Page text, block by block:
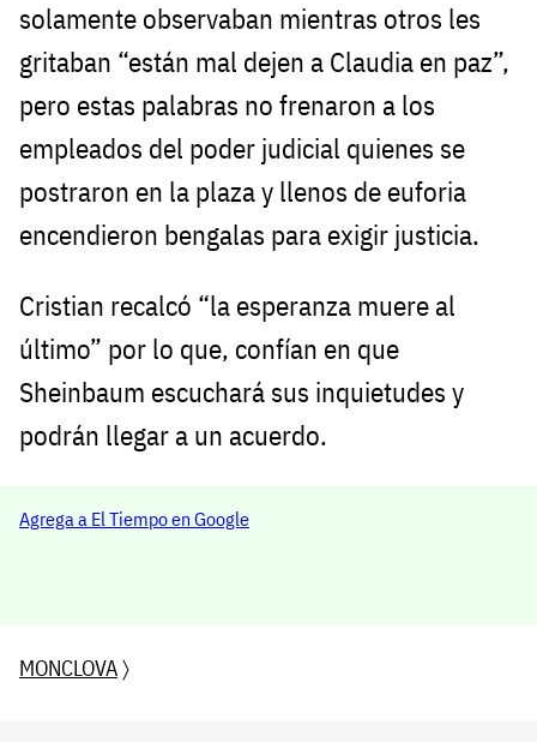
solamente observaban mientras otros les
gritaban “están mal dejen a Claudia en paz”,
pero estas palabras no frenaron a los
empleados del poder judicial quienes se
postraron en la plaza y llenos de euforia
encendieron bengalas para exigir justicia.
Cristian recalcó “la esperanza muere al
último” por lo que, confían en que
Sheinbaum escuchará sus inquietudes y
podrán llegar a un acuerdo.
Agrega a El Tiempo en Google
MONCLOVA〉